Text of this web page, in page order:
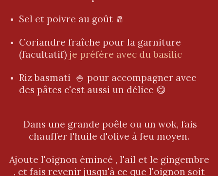
Sel et poivre au goût 🧂
Coriandre fraîche pour la garniture
(facultatif) je préfère avec du basilic
Riz basmati 🍚 pour accompagner avec
des pâtes c'est aussi un délice 😋
Dans une grande poêle ou un wok, fais
chauffer l'huile d'olive à feu moyen.
Ajoute l'oignon émincé , l'ail et le gingembre
, et fais revenir jusqu'à ce que l'oignon soit